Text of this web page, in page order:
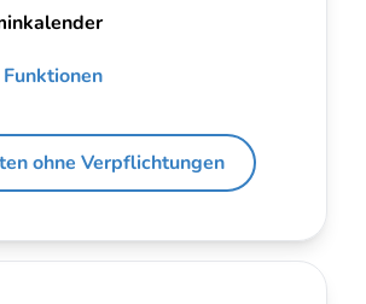
ohne Verpflichtungen